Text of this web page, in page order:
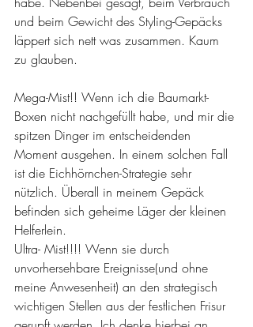
und beim Gewicht des Styling-Gepäcks
läppert sich nett was zusammen. Kaum
zu glauben.
Mega-Mist!! Wenn ich die Baumarkt-
Boxen nicht nachgefüllt habe, und mir die
spitzen Dinger im entscheidenden
Moment ausgehen. In einem solchen Fall
ist die Eichhörnchen-Strategie sehr
nützlich. Überall in meinem Gepäck
befinden sich geheime Läger der kleinen
Helferlein.
Ultra- Mist!!!! Wenn sie durch
unvorhersehbare Ereignisse(und ohne
meine Anwesenheit) an den strategisch
wichtigen Stellen aus der festlichen Frisur